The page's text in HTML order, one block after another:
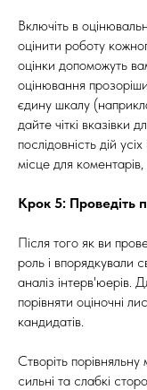
Включіть в
оцінити роботу
оцінки допоможуть
оцінювання
єдину шкалу
дайте чіткі вказівки
послідовність дій
місце для
Крок 5: Проведіть
Після того як ви
роль і впорядкували
аналіз інтерв'юерів.
порівняти оціночні
кандидатів.
Створіть
сильні та слабкі